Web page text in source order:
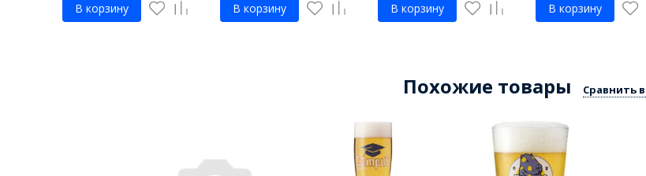
В корзину В корзину В корзину В корзину
Похожие товары Сравнить